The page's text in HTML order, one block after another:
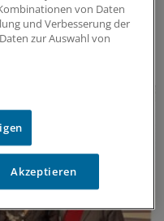
7 Jahren.
& Johnson Innovative
von Daten
und Verbesserung der
zur Auswahl von
Akzeptieren